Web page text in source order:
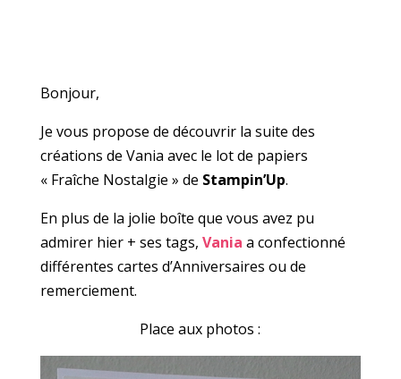
Bonjour,
Je vous propose de découvrir la suite des
créations de Vania avec le lot de papiers
« Fraîche Nostalgie » de Stampin’Up.
En plus de la jolie boîte que vous avez pu
admirer hier + ses tags, Vania a confectionné
différentes cartes d’Anniversaires ou de
remerciement.
Place aux photos :